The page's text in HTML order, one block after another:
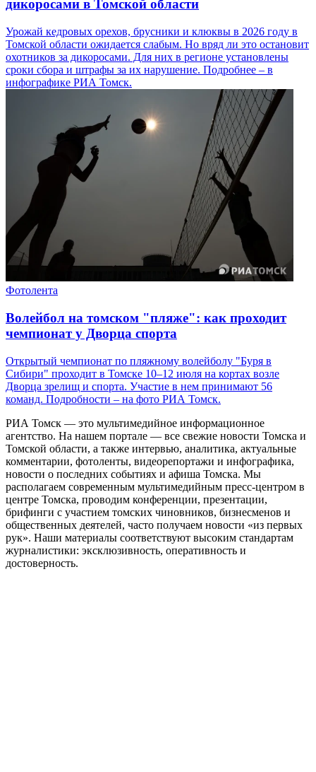
дикоросами в Томской области
Урожай кедровых орехов, брусники и клюквы в 2026 году в
Томской области ожидается слабым. Но вряд ли это остановит
охотников за дикоросами. Для них в регионе установлены
сроки сбора и штрафы за их нарушение. Подробнее – в
инфографике РИА Томск.
Фотолента
Волейбол на томском "пляже": как проходит
чемпионат у Дворца спорта
Открытый чемпионат по пляжному волейболу "Буря в
Сибири" проходит в Томске 10–12 июля на кортах возле
Дворца зрелищ и спорта. Участие в нем принимают 56
команд. Подробности – на фото РИА Томск.
РИА Томск — это мультимедийное информационное
агентство. На нашем портале — все свежие новости Томска и
Томской области, а также интервью, аналитика, актуальные
комментарии, фотоленты, видеорепортажи и инфографика,
новости о последних событиях и афиша Томска. Мы
располагаем современным мультимедийным пресс-центром в
центре Томска, проводим конференции, презентации,
брифинги с участием томских чиновников, бизнесменов и
общественных деятелей, часто получаем новости «из первых
рук». Наши материалы соответствуют высоким стандартам
журналистики: эксклюзивность, оперативность и
достоверность.